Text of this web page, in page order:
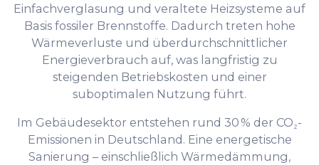
Einfachverglasung und veraltete Heizsysteme auf
Basis fossiler Brennstoffe. Dadurch treten hohe
Wärmeverluste und überdurchschnittlicher
Energieverbrauch auf, was langfristig zu
steigenden Betriebskosten und einer
suboptimalen Nutzung führt.
Im Gebäudesektor entstehen rund 30 % der CO₂-
Emissionen in Deutschland. Eine energetische
Sanierung – einschließlich Wärmedämmung,